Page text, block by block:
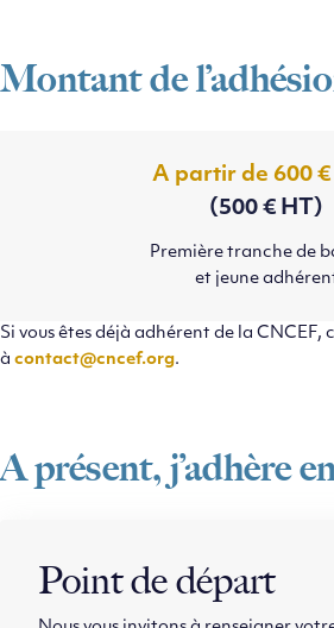
Montant de
A partir de 600 €
(500 € HT)
Première tranche de
et jeune
Si vous êtes déjà adhérent de la
à contact@cncef.org.
A présent, j’adhère
Point de départ